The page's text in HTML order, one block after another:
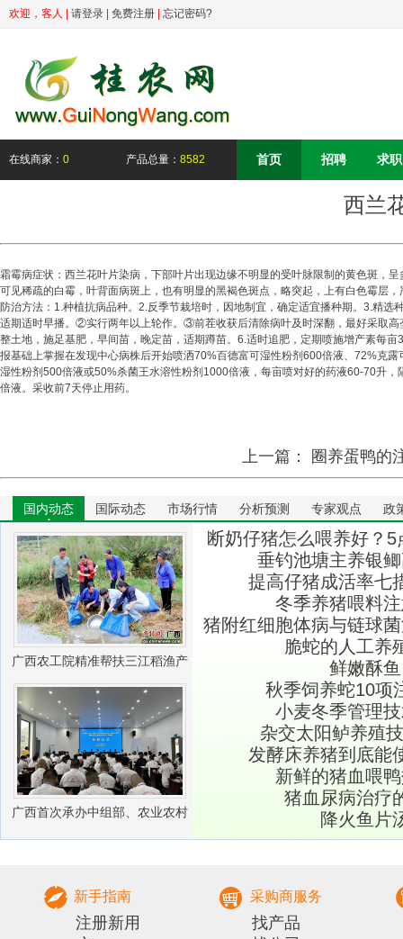
欢迎， 客人 请登录 免费注册 忘记密码?
在线商家： 0 产品总量： 8582 首页 招聘 求职
西兰
霜霉病症状：西兰花叶片染病，下部叶片出现边缘不明显的受叶脉限制的黄色斑，
可见稀疏的白霉，叶背面病斑上，也有明显的黑褐色斑点，略突起，上有白色霉层
防治方法：1.种植抗病品种。2.反季节栽培时，因地制宜，确定适宜播种期。3.精
适期适时早播。②实行两年以上轮作。③前茬收获后清除病叶及时深翻，最好采取
整土地，施足基肥，早间苗，晚定苗，适期蹲苗。6.适时追肥，定期喷施增产素每
报基础上掌握在发现中心病株后开始喷洒70%百德富可湿性粉剂600倍液、72%克
湿性粉剂500倍液或50%杀菌王水溶性粉剂1000倍液，每亩喷对好的药液60-70升
倍液。采收前7天停止用药。
上一篇： 圈养蛋鸭的
国内动态 国际动态 市场行情 分析预测 专家观点 政
广西农工院精准帮扶三江稻渔产
业振兴
广西首次承办中组部、农业农村
部农村实用人才 带头人培训兽医
断奶仔猪怎么喂养好？
垂钓池塘主养银
提高仔猪成活率七
冬季养猪喂料
猪附红细胞体病与链球
脆蛇的人工养
鲜嫩酥鱼
秋季饲养蛇10项
小麦冬季管理
杂交太阳鲈养殖
发酵床养猪到底能
新鲜的猪血喂
猪血尿病治疗
降火鱼片
新手指南
注册新用
采购商服务
找产品